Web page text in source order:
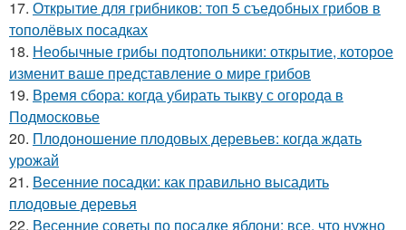
17. Открытие для грибников: топ 5 съедобных грибов в
тополёвых посадках
18. Необычные грибы подтопольники: открытие, которое
изменит ваше представление о мире грибов
19. Время сбора: когда убирать тыкву с огорода в
Подмосковье
20. Плодоношение плодовых деревьев: когда ждать
урожай
21. Весенние посадки: как правильно высадить
плодовые деревья
22. Весенние советы по посадке яблони: все, что нужно